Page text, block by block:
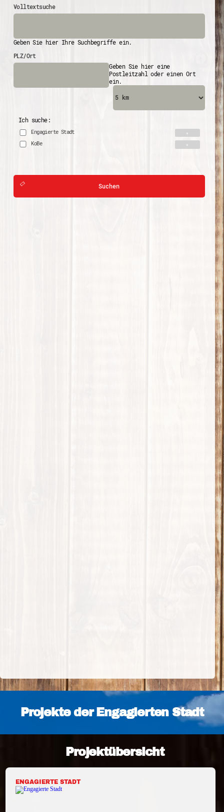
Volltextsuche
Geben Sie hier Ihre Suchbegriffe ein.
PLZ/Ort
Geben Sie hier eine
Postleitzahl oder einen Ort
ein.
Ich suche:
Engagierte Stadt
KoBe
Suchen
Projekte der Engagierten Stadt
Projektübersicht
ENGAGIERTE STADT